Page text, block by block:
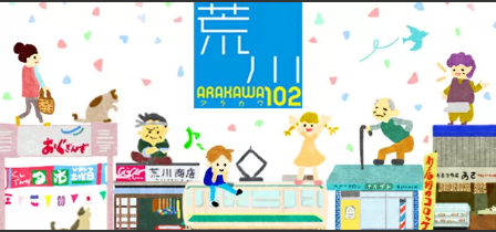
Skip
content